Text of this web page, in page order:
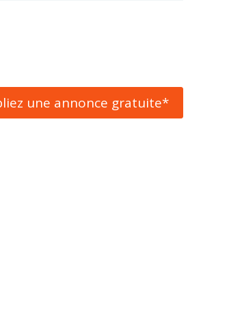
une annonce gratuite*